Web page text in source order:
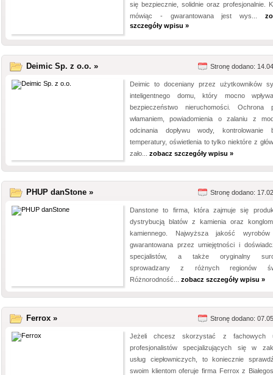
się bezpiecznie, solidnie oraz profesjonalnie.
mówiąc - gwarantowana jest wys...
szczegóły wpisu »
Deimic Sp. z o.o. » Stronę dodano:
Deimic to doceniany przez użytkowników
inteligentnego domu, który mocno
bezpieczeństwo nieruchomości. Ochrona
włamaniem, powiadomienia o zalaniu z
odcinania dopływu wody, kontrolowanie
temperatury, oświetlenia to tylko niektóre z
zało... zobacz szczegóły wpisu »
PHUP danStone » Stronę dodano:
Danstone to firma, która zajmuje się
dystrybucją blatów z kamienia oraz
kamiennego. Najwyższa jakość
gwarantowana przez umiejętności i
specjalistów, a także oryginalny
sprowadzany z różnych regionów
Różnorodność... zobacz szczegóły wpisu »
Ferrox » Stronę dodano:
Jeżeli chcesz skorzystać z fachowych
profesjonalistów specjalizujących się w
usług ciepłowniczych, to koniecznie
swoim klientom oferuje firma Ferrox z